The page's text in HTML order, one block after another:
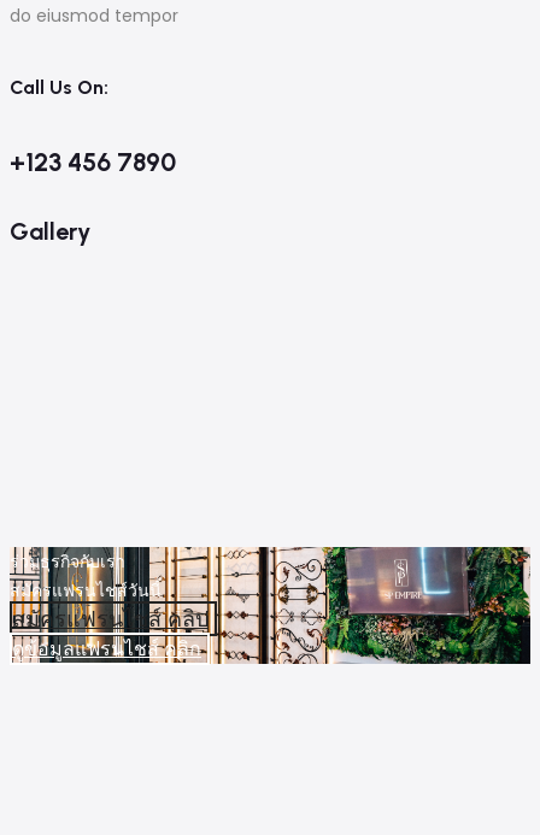
do eiusmod tempor
Call Us On:
+123 456 7890
Gallery
ร่วมธุรกิจกับเรา
สมัครแฟรนไชส์วันนี้
สมัครแฟรนไชส์ คลิป
ดูข้อมูลแฟรนไชส์ คลิก